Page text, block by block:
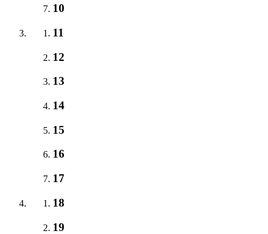
10
11
12
13
14
15
16
17
18
19